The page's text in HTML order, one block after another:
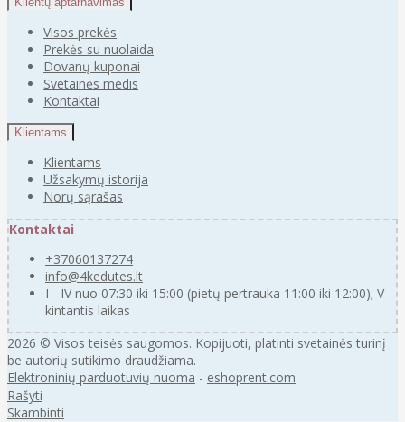
Visos prekės
Prekės su nuolaida
Dovanų kuponai
Svetainės medis
Kontaktai
Klientams
Klientams
Užsakymų istorija
Norų sąrašas
Kontaktai
+37060137274
info@4kedutes.lt
I - IV nuo 07:30 iki 15:00 (pietų pertrauka 11:00 iki 12:00); V -
kintantis laikas
2026 © Visos teisės saugomos. Kopijuoti, platinti svetainės turinį
be autorių sutikimo draudžiama.
Elektroninių parduotuvių nuoma - eshoprent.com
Rašyti
Skambinti